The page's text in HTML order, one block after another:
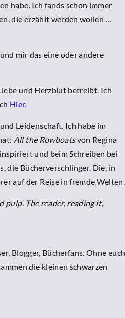
habe. Ich fands schon immer
die erzählt werden wollen …
mir das eine oder andere
und Herzblut betreibt. Ich
Hier.
Leidenschaft. Ich habe im
All the Rowboatsvon Regina
und beim Schreiben bei
die Bücherverschlinger. Die, in
auf der Reise in fremde Welten.
pulp. The reader, reading it,
Blogger, Bücherfans. Ohne euch
die kleinen schwarzen